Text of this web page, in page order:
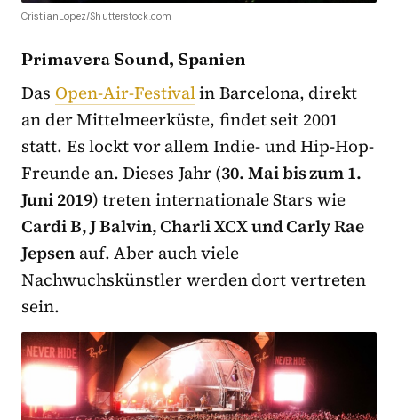
CristianLopez/Shutterstock.com
Primavera Sound, Spanien
Das Open-Air-Festivalin Barcelona, direkt
an der Mittelmeerküste, findet seit 2001
statt. Es lockt vor allem Indie- und Hip-Hop-
Freunde an. Dieses Jahr (30. Mai bis zum 1.
Juni 2019) treten internationale Stars wie
Cardi B, J Balvin, Charli XCX und Carly Rae
Jepsen auf. Aber auch viele
Nachwuchskünstler werden dort vertreten
sein.